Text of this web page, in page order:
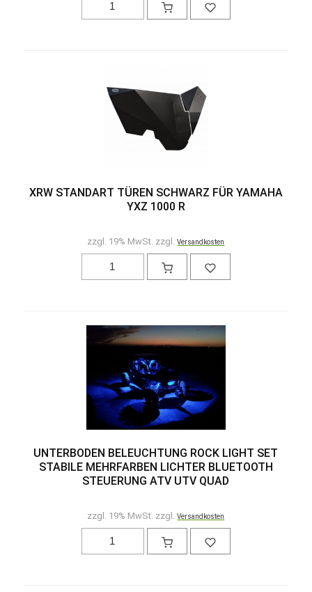
XRW STANDART TÜREN SCHWARZ FÜR YAMAHA
YXZ 1000 R
zzgl. 19% MwSt. zzgl.Versandkosten
UNTERBODEN BELEUCHTUNG ROCK LIGHT SET
STABILE MEHRFARBEN LICHTER BLUETOOTH
STEUERUNG ATV UTV QUAD
zzgl. 19% MwSt. zzgl.Versandkosten